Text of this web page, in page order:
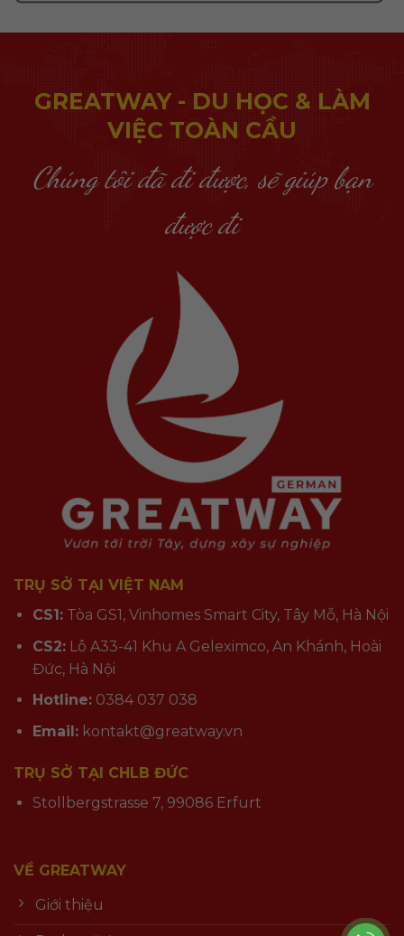
GREATWAY - DU HỌC & LÀM
VIỆC TOÀN CẦU
Chúng tôi đã đi được, sẽ giúp bạn
được đi
TRỤ SỞ TẠI VIỆT NAM
CS1:Tòa GS1, Vinhomes Smart City, Tây Mỗ, Hà Nội
CS2:Lô A33-41 Khu A Geleximco, An Khánh, Hoài
Đức, Hà Nội
Hotline: 0384 037 038
Email: kontakt@greatway.vn
TRỤ SỞ TẠI CHLB ĐỨC
Stollbergstrasse 7, 99086 Erfurt
VỀ GREATWAY
Giới thiệu